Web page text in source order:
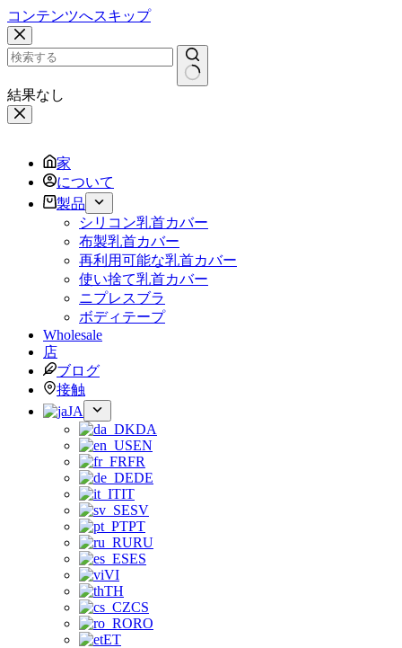
コンテンツへスキップ
結果なし
家
について
製品
シリコン乳首カバー
布製乳首カバー
再利用可能な乳首カバー
使い捨て乳首カバー
ニプレスブラ
ボディテープ
Wholesale
店
ブログ
接触
JA
DA
EN
FR
DE
IT
SV
PT
RU
ES
VI
TH
CS
RO
ET